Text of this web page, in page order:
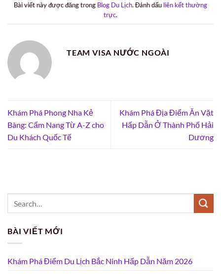
Bài viết này được đăng trong Blog Du Lịch. Đánh dấu liên kết thường
trực.
TEAM VISA NƯỚC NGOÀI
Khám Phá Phong Nha Kẻ
Bàng: Cẩm Nang Từ A-Z cho
Du Khách Quốc Tế
Khám Phá Địa Điểm Ăn Vặt
Hấp Dẫn Ở Thành Phố Hải
Dương
BÀI VIẾT MỚI
Khám Phá Điểm Du Lịch Bắc Ninh Hấp Dẫn Năm 2026